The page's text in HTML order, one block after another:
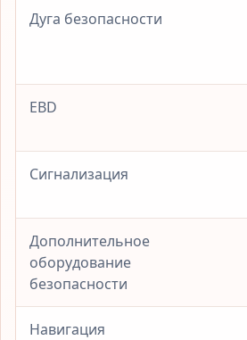
Дуга безопасности
EBD
Сигнализация
Дополнительное
оборудование
безопасности
Навигация